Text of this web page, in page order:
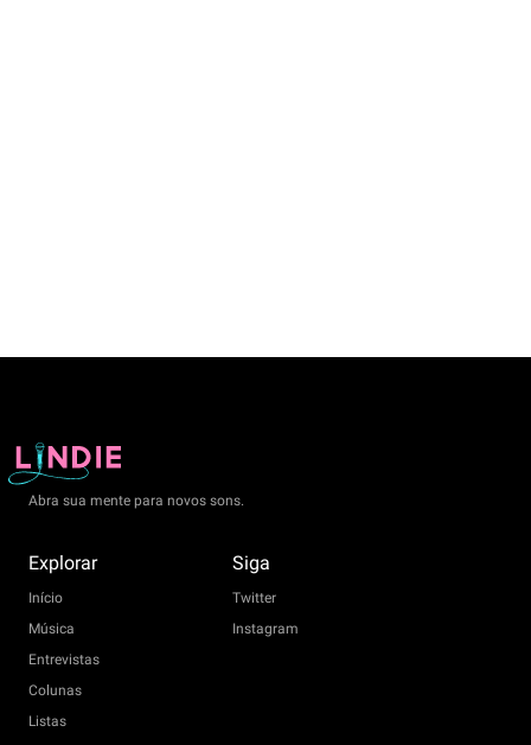
Abra sua mente para novos sons.
Explorar
Início
Música
Entrevistas
Colunas
Listas
Siga
Twitter
Instagram